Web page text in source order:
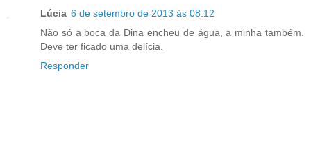
Lúcia 6 de setembro de 2013 às 08:12
Não só a boca da Dina encheu de água, a minha também.
Deve ter ficado uma delícia.
Responder